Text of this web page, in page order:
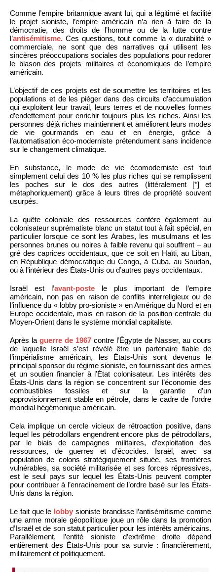
Comme l’empire britannique avant lui, qui a légitimé et facilité
le projet sioniste, l’empire américain n’a rien à faire de la
démocratie, des droits de l’homme ou de la lutte contre
l’antisémitisme. Ces questions, tout comme la « durabilité »
commerciale, ne sont que des narratives qui utilisent les
sincères préoccupations sociales des populations pour redorer
le blason des projets militaires et économiques de l’empire
américain.
L’objectif de ces projets est de soumettre les territoires et les
populations et de les piéger dans des circuits d’accumulation
qui exploitent leur travail, leurs terres et de nouvelles formes
d’endettement pour enrichir toujours plus les riches. Ainsi les
personnes déjà riches maintiennent et améliorent leurs modes
de vie gourmands en eau et en énergie, grâce à
l’automatisation éco-moderniste prétendument sans incidence
sur le changement climatique.
En substance, le mode de vie écomoderniste est tout
simplement celui des 10 % les plus riches qui se remplissent
les poches sur le dos des autres (littéralement [*] et
métaphoriquement) grâce à leurs titres de propriété souvent
usurpés.
La quête coloniale des ressources confère également au
colonisateur suprématiste blanc un statut tout à fait spécial, en
particulier lorsque ce sont les Arabes, les musulmans et les
personnes brunes ou noires à faible revenu qui souffrent – au
gré des caprices occidentaux, que ce soit en Haïti, au Liban,
en République démocratique du Congo, à Cuba, au Soudan,
ou à l’intérieur des États-Unis ou d’autres pays occidentaux.
Israël est l’avant-poste le plus important de l’empire
américain, non pas en raison de conflits interreligieux ou de
l’influence du « lobby pro-sioniste » en Amérique du Nord et en
Europe occidentale, mais en raison de la position centrale du
Moyen-Orient dans le système mondial capitaliste.
Après la guerre de 1967 contre l’Égypte de Nasser, au cours
de laquelle Israël s’est révélé être un partenaire fiable de
l’impérialisme américain, les États-Unis sont devenus le
principal sponsor du régime sioniste, en fournissant des armes
et un soutien financier à l’État colonisateur. Les intérêts des
États-Unis dans la région se concentrent sur l’économie des
combustibles fossiles et sur la garantie d’un
approvisionnement stable en pétrole, dans le cadre de l’ordre
mondial hégémonique américain.
Cela implique un cercle vicieux de rétroaction positive, dans
lequel les pétrodollars engendrent encore plus de pétrodollars,
par le biais de campagnes militaires, d’exploitation des
ressources, de guerres et d’écocides. Israël, avec sa
population de colons stratégiquement située, ses frontières
vulnérables, sa société militarisée et ses forces répressives,
est le seul pays sur lequel les États-Unis peuvent compter
pour contribuer à l’enracinement de l’ordre basé sur les États-
Unis dans la région.
Le fait que le lobby sioniste brandisse l’antisémitisme comme
une arme morale géopolitique joue un rôle dans la promotion
d’Israël et de son statut particulier pour les intérêts américains.
Parallèlement, l’entité sioniste d’extrême droite dépend
entièrement des États-Unis pour sa survie : financièrement,
militairement et politiquement.